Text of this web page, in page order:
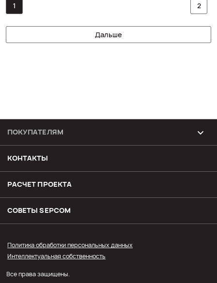
1 2
Дальше
ПОКУПАТЕЛЯМ
Возврат и обмен товара
Доставка
Оплата
Оптовым покупателям
КОНТАКТЫ
РАСЧЕТ ПРОЕКТА
СОВЕТЫ SЕPCOM
Политика обработки персональных данных
Интеллектуальная собственность
Все права защищены.